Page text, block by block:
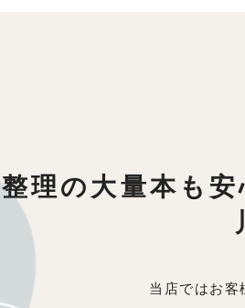
理の大量本も
当店ではお客